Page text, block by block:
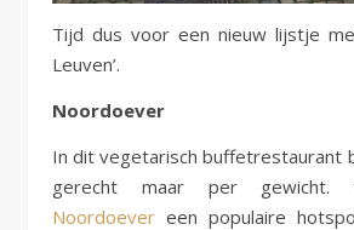
Tijd dus voor een nieuw lijstje
Leuven’.
Noordoever
In dit vegetarisch buffetrestaurant
gerecht maar per gewicht.
Noordoever een populaire